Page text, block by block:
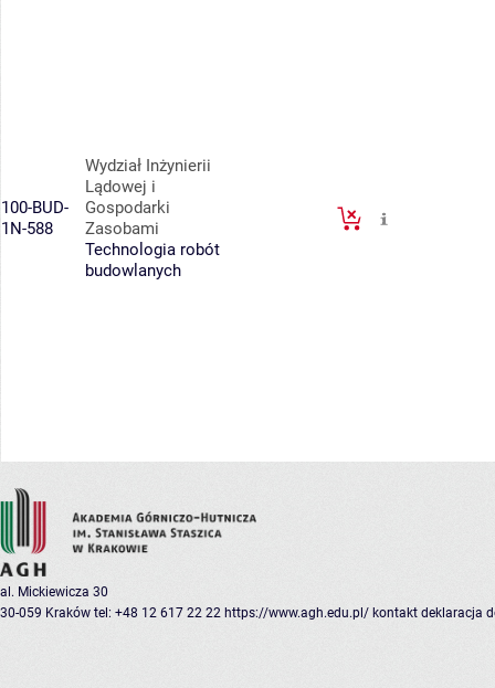
100-BUD-
1N-588
Wydział Inżynierii
Lądowej i
Gospodarki
Zasobami
Technologia robót
budowlanych
al. Mickiewicza 30
30-059 Kraków tel: +48 12 617 22 22 https://www.agh.edu.pl/ kontakt deklaracja